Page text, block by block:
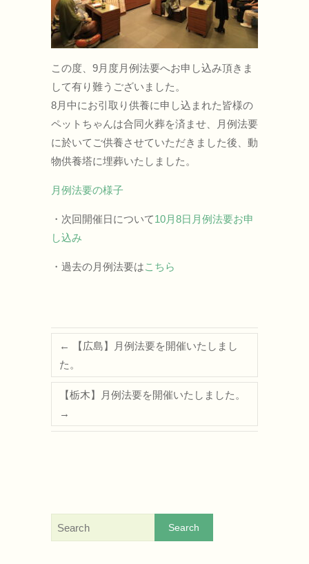
この度、9月度月例法要へお申し込み頂きま
して有り難うございました。
8月中にお引取り供養に申し込まれた皆様の
ペットちゃんは合同火葬を済ませ、月例法要
に於いてご供養させていただきました後、動
物供養塔に埋葬いたしました。
月例法要の様子
・次回開催日について10月8日月例法要お申
し込み
・過去の月例法要はこちら
←
【広島】月例法要を開催いたしまし
た。
【栃木】月例法要を開催いたしました。
→
Search